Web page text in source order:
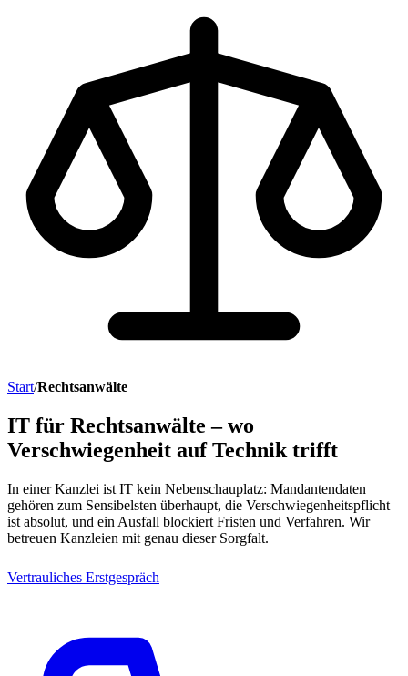
Start/Rechtsanwälte
IT für Rechtsanwälte – wo
Verschwiegenheit auf Technik trifft
In einer Kanzlei ist IT kein Nebenschauplatz: Mandantendaten
gehören zum Sensibelsten überhaupt, die Verschwiegenheitspflicht
ist absolut, und ein Ausfall blockiert Fristen und Verfahren. Wir
betreuen Kanzleien mit genau dieser Sorgfalt.
Vertrauliches Erstgespräch